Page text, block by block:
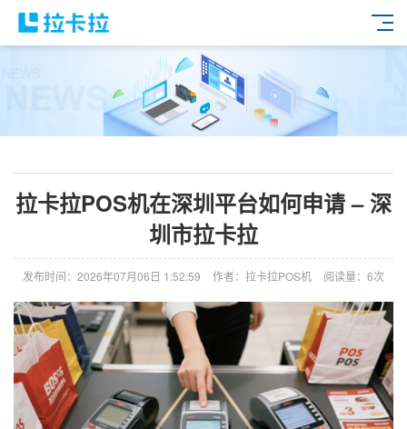
拉卡拉POS机在深圳平台如何申请 – 深
圳市拉卡拉
发布时间：2026年07月06日 1:52:59 作者：拉卡拉POS机 阅读量：6次